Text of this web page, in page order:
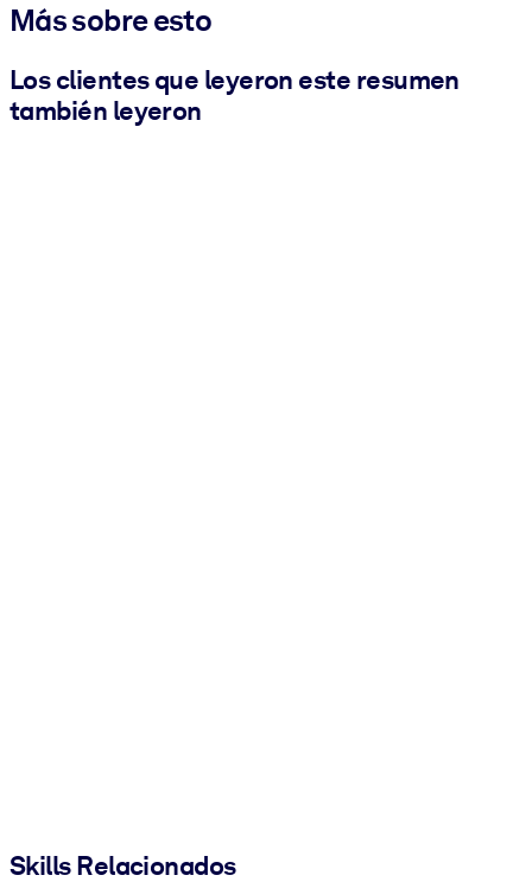
Más sobre esto
Los clientes que leyeron este resumen
también leyeron
Skills Relacionados